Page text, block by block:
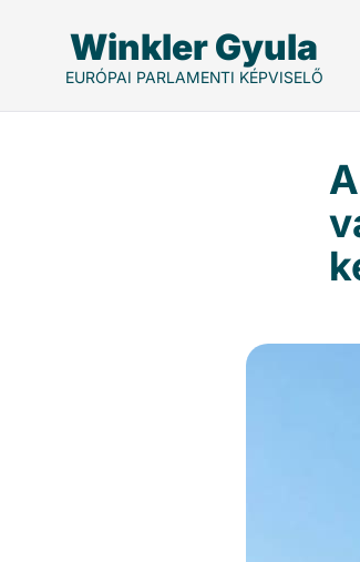
Winkler Gyula
EURÓPAI PARLAMENTI KÉPVISELŐ